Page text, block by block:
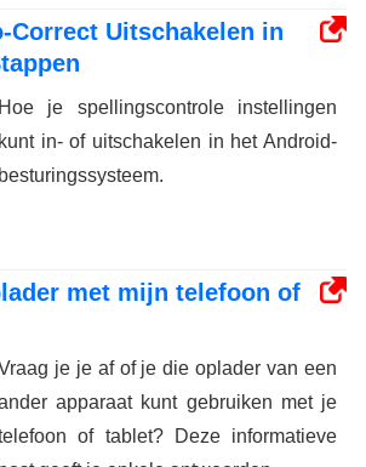
Correct Uitschakelen in
Hoe je spellingscontrole instellingen
kunt in- of uitschakelen in het Android-
besturingssysteem.
met mijn telefoon of
je je af of je die oplader van een
apparaat kunt gebruiken met je
of tablet? Deze informatieve